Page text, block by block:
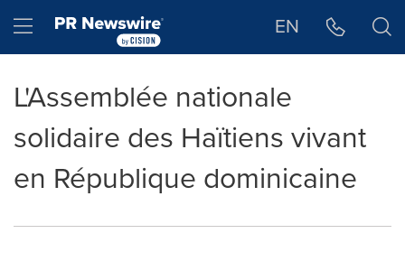
Hamburger menu EN
L'Assemblée nationale
solidaire des Haïtiens vivant
en République dominicaine